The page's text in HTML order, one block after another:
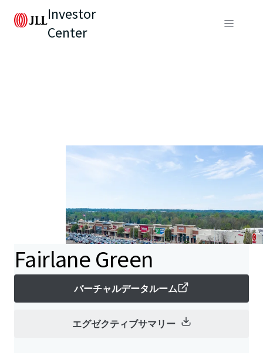
Investor
Center
Fairlane Green
バーチャルデータルーム
エグゼクティブサマリー